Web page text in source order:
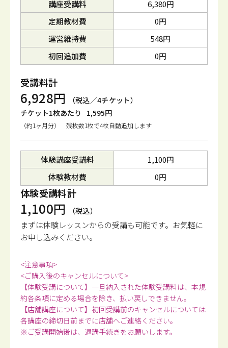
講座受講料
6,380円
定期教材費
0円
運営維持費
548円
初回追加費
0円
受講料計
6,928円
（税込／4チケット）
チケット1枚あたり
1,595円
（約1ヶ月分） 残枚数1枚で4枚自動追加します
体験講座受講料
1,100円
体験教材費
0円
体験受講料計
1,100円 （税込）
まずは体験レッスンからの受講も可能です。 お気軽に
お申し込みください。
<注意事項>
<ご購入後のキャンセルについて>
【体験受講について】一旦納入された体験受講料は、本規
約各条項に定める場合を除き、払い戻しできません。
【店舗講座について】初回受講前のキャンセルについては
各講座の締切日前までに店舗へご連絡ください。
※ご受講開始後は、退講手続きをお願いします。